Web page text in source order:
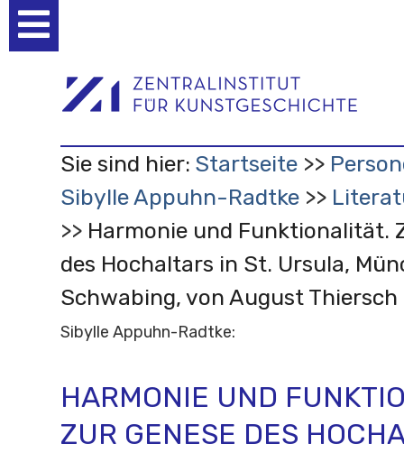
Werkzeuge
Sie sind hier: Startseite
Sibylle Appuhn-Radtke
Harmonie und Funktionalität.
des Hochaltars in St. Ursula,
Schwabing, von August Thiersch
Sibylle Appuhn-Radtke:
HARMONIE UND
ZUR GENESE DES